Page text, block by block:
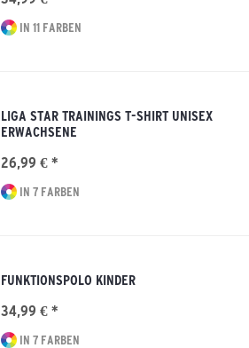
IN 11 FARBEN
LIGA STAR TRAININGS T-SHIRT UNISEX
ERWACHSENE
26,99 € *
IN 7 FARBEN
FUNKTIONSPOLO KINDER
34,99 € *
IN 7 FARBEN